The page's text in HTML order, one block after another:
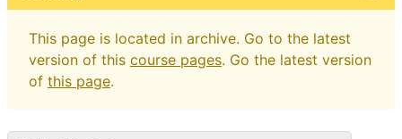
This page is located in archive. Go to the latest
version of this course pages. Go the latest version
of this page.